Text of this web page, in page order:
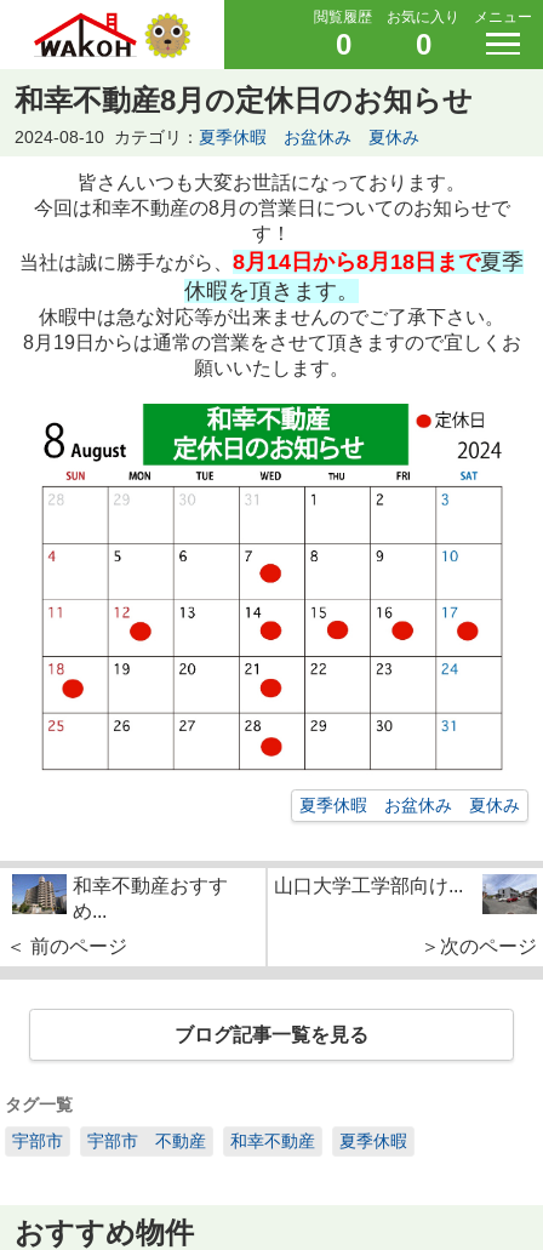
閲覧履歴
0
お気に入り
0
メニュー
和幸不動産8月の定休日のお知らせ
2024-08-10 カテゴリ： 夏季休暇 お盆休み 夏休み
皆さんいつも大変お世話になっております。
今回は和幸不動産の8月の営業日についてのお知らせで
す！
当社は誠に勝手ながら、 8月14日から8月18日まで夏季
休暇を頂きます。
休暇中は急な対応等が出来ませんのでご了承下さい。
8月19日からは通常の営業をさせて頂きますので宜しくお
願いいたします。
夏季休暇 お盆休み 夏休み
和幸不動産おすす
め...
＜ 前のページ
山口大学工学部向け...
＞次のページ
ブログ記事一覧を見る
タグ一覧
宇部市
宇部市 不動産 和幸不動産 夏季休暇
おすすめ物件